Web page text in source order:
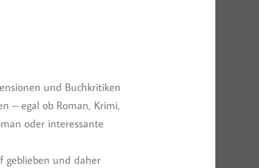
und Buchkritiken
– egal ob Roman, Krimi,
oder interessante
geblieben und daher